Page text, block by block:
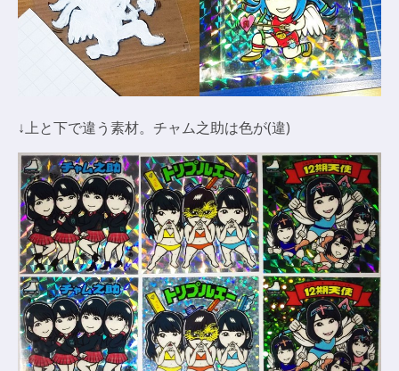
↓上と下で違う素材。チャム之助は色が(違)